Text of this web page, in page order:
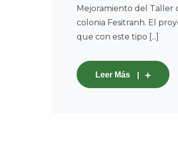
Mejoramiento del Taller
colonia Fesitranh. El
que con este tipo [...]
Leer Más